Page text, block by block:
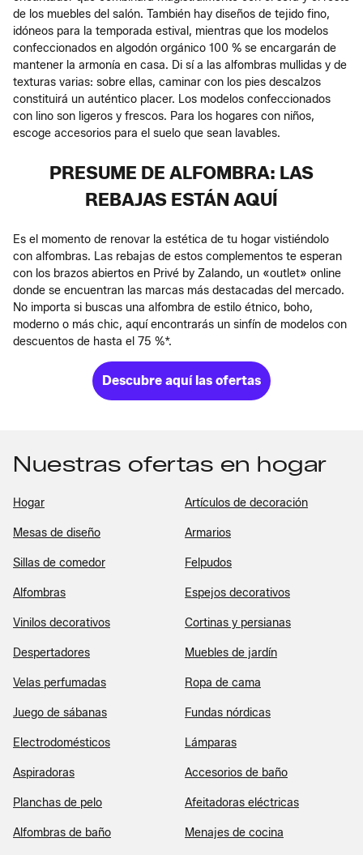
de los muebles del salón. También hay diseños de tejido fino,
idóneos para la temporada estival, mientras que los modelos
confeccionados en algodón orgánico 100 % se encargarán de
mantener la armonía en casa. Di sí a las alfombras mullidas y de
texturas varias: sobre ellas, caminar con los pies descalzos
constituirá un auténtico placer. Los modelos confeccionados
con lino son ligeros y frescos. Para los hogares con niños,
escoge accesorios para el suelo que sean lavables.
PRESUME DE ALFOMBRA: LAS
REBAJAS ESTÁN AQUÍ
Es el momento de renovar la estética de tu hogar vistiéndolo
con alfombras. Las rebajas de estos complementos te esperan
con los brazos abiertos en Privé by Zalando, un «outlet» online
donde se encuentran las marcas más destacadas del mercado.
No importa si buscas una alfombra de estilo étnico, boho,
moderno o más chic, aquí encontrarás un sinfín de modelos con
descuentos de hasta el 75 %*.
Descubre aquí las ofertas
Nuestras ofertas en hogar
Hogar Artículos de decoración
Mesas de diseño Armarios
Sillas de comedor Felpudos
Alfombras Espejos decorativos
Vinilos decorativos Cortinas y persianas
Despertadores Muebles de jardín
Velas perfumadas Ropa de cama
Juego de sábanas Fundas nórdicas
Electrodomésticos Lámparas
Aspiradoras Accesorios de baño
Planchas de pelo Afeitadoras eléctricas
Alfombras de baño Menajes de cocina